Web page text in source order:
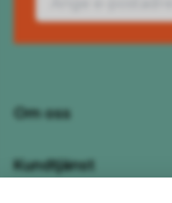
Om oss
Kundtjänst